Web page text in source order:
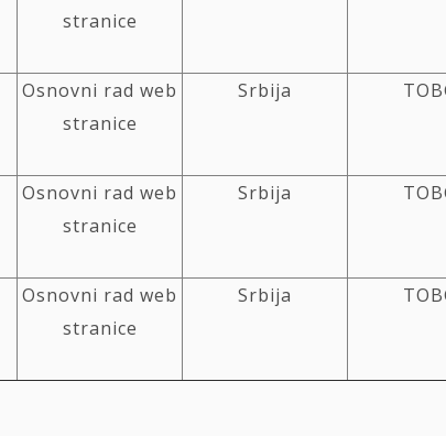
stranice
Osnovni rad web
stranice
Srbija
Osnovni rad web
stranice
Srbija
Osnovni rad web
stranice
Srbija